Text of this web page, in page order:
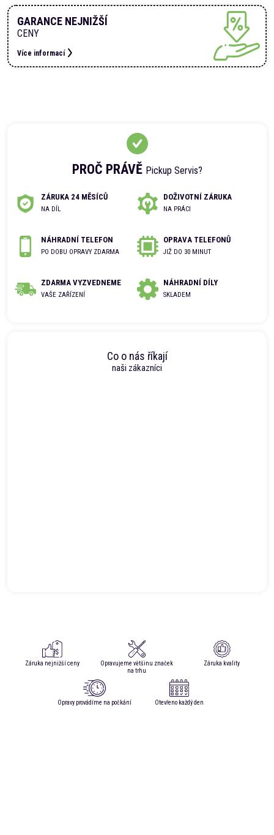
PROČ PRÁVĚ Pickup Servis?
ZÁRUKA 24 MĚSÍCŮ
NA DÍL
DOŽIVOTNÍ ZÁRUKA
NA PRÁCI
NÁHRADNÍ TELEFON
PO DOBU OPRAVY ZDARMA
OPRAVA TELEFONŮ
JIŽ DO 30 MINUT
ZDARMA VYZVEDNEME
VAŠE ZAŘÍZENÍ
NÁHRADNÍ DÍLY
SKLADEM
Co o nás říkají
naši zákazníci
GARANCE NEJNIŽŠÍ
CENY
Více informací
Záruka nejnižší ceny
Opravujeme většinu značek
na trhu
Záruka kvality
Opravy provádíme na počkání Otevřeno každý den